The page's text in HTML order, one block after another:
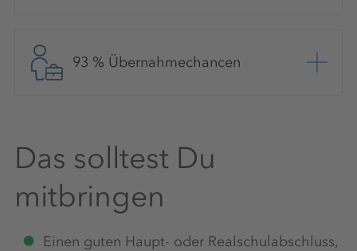
93 % Übernahmechancen
Das solltest Du
mitbringen
Einen guten Haupt- oder Realschulabschluss,